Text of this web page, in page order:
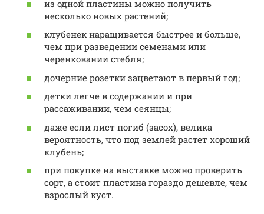
из одной пластины можно получить
несколько новых растений;
клубенек наращивается быстрее и больше,
чем при разведении семенами или
черенковании стебля;
дочерние розетки зацветают в первый год;
детки легче в содержании и при
рассаживании, чем сеянцы;
даже если лист погиб (засох), велика
вероятность, что под землей растет хороший
клубень;
при покупке на выставке можно проверить
сорт, а стоит пластина гораздо дешевле, чем
взрослый куст.